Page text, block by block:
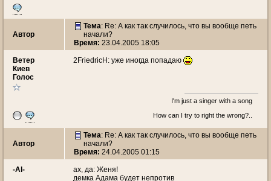
Автор
Тема: Re: А как так случилось, что вы вообще петь
начали?
Время: 23.04.2005 18:05
Ветeр
Киев
Голос
2FriedricH: уже иногда попадаю
I'm just a singer with a song
How can I try to right the wrong?..
Автор
Тема: Re: А как так случилось, что вы вообще петь
начали?
Время: 24.04.2005 01:15
-Al-
ах, да: Женя!
демка Адама будет непротив